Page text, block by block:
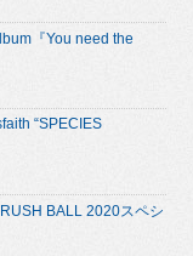
『You need the
“SPECIES
BALL 2020スペシ